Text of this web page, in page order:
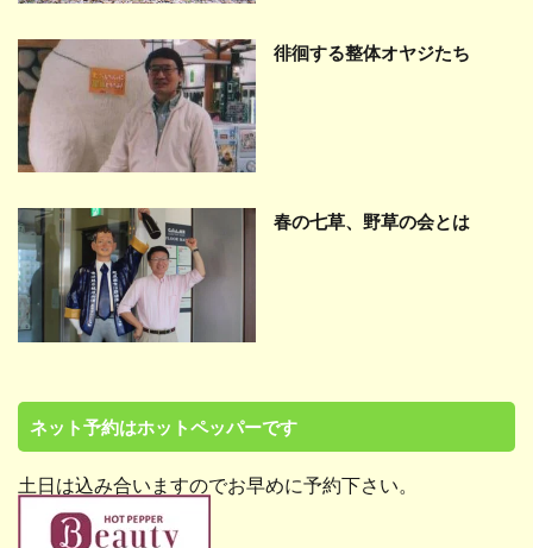
徘徊する整体オヤジたち
春の七草、野草の会とは
ネット予約はホットペッパーです
土日は込み合いますのでお早めに予約下さい。